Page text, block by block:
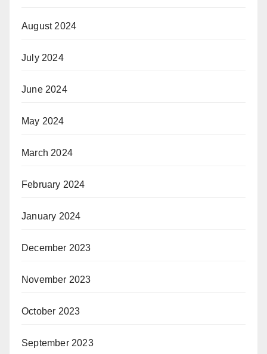
August 2024
July 2024
June 2024
May 2024
March 2024
February 2024
January 2024
December 2023
November 2023
October 2023
September 2023